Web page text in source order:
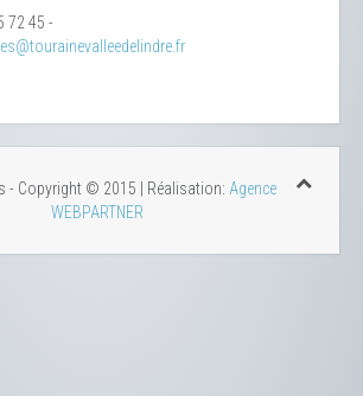
72 45 -
- Copyright © 2015 | Réalisation: Agence
WEBPARTNER